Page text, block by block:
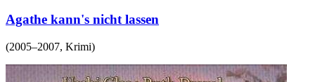
Agathe kann's nicht lassen
(2005–2007, Krimi)